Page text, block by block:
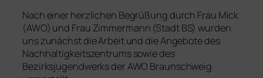
Nach einer herzlichen Begrüßung durch Frau Mick
(AWO) und Frau Zimmermann (Stadt BS) wurden
uns zunächst die Arbeit und die Angebote des
Nachhaltigkeitszentrums sowie des
Bezirksjugendwerks der AWO Braunschweig